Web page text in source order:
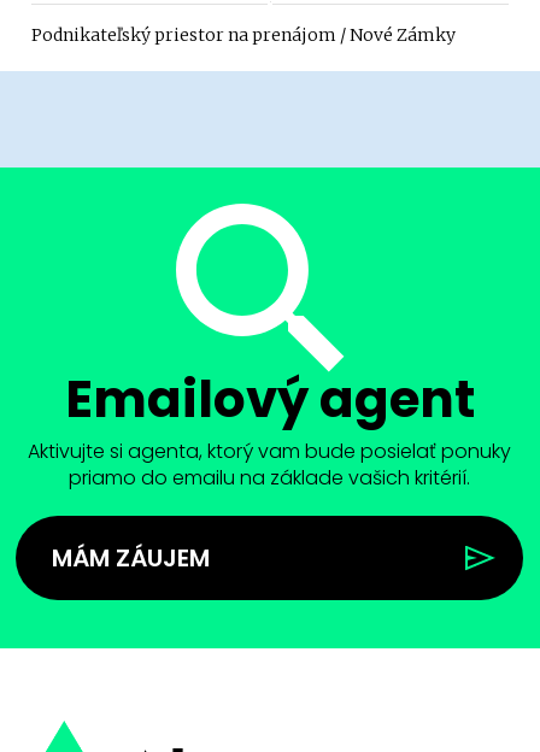
Podnikateľský priestor na prenájom / Nové Zámky
Emailový agent
Aktivujte si agenta, ktorý vam bude posielať ponuky
priamo do emailu na základe vašich kritérií.
MÁM ZÁUJEM